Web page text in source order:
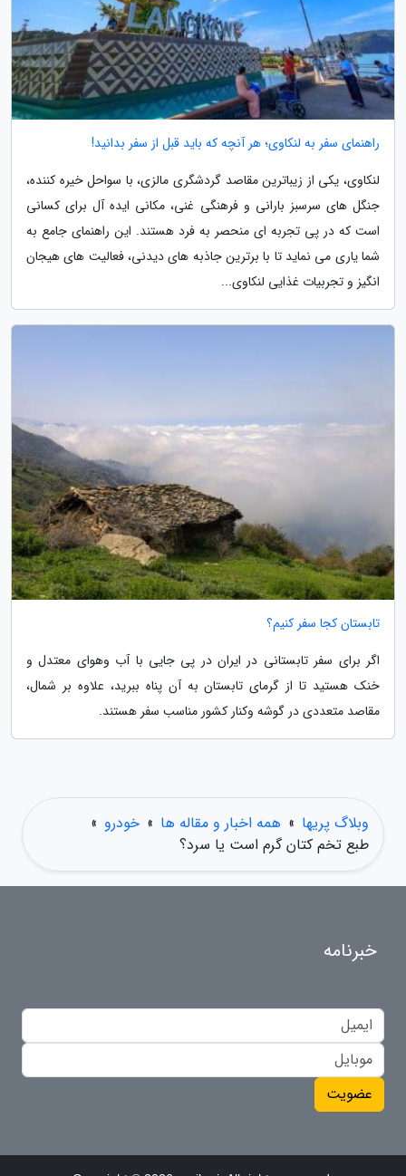
راهنمای سفر به لنکاوی؛ هر آنچه که باید قبل از سفر بدانید!
لنکاوی، یکی از زیباترین مقاصد گردشگری مالزی، با سواحل خیره کننده،
جنگل های سرسبز بارانی و فرهنگی غنی، مکانی ایده آل برای کسانی
است که در پی تجربه ای منحصر به فرد هستند. این راهنمای جامع به
شما یاری می نماید تا با برترین جاذبه های دیدنی، فعالیت های هیجان
انگیز و تجربیات غذایی لنکاوی...
تابستان کجا سفر کنیم؟
اگر برای سفر تابستانی در ایران در پی جایی با آب وهوای معتدل و
خنک هستید تا از گرمای تابستان به آن پناه ببرید، علاوه بر شمال،
مقاصد متعددی در گوشه وکنار کشور مناسب سفر هستند.
وبلاگ پریها » همه اخبار و مقاله ها » خودرو »
طبع تخم کتان گرم است یا سرد؟
خبرنامه
عضویت